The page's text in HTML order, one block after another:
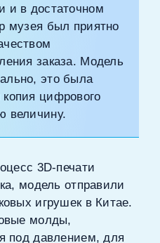
и в достаточном
музея был приятно
заказа. Модель
это была
цифрового
величину.
3D‑печати
модель отправили
игрушек в Китае.
молды,
под давлением, для